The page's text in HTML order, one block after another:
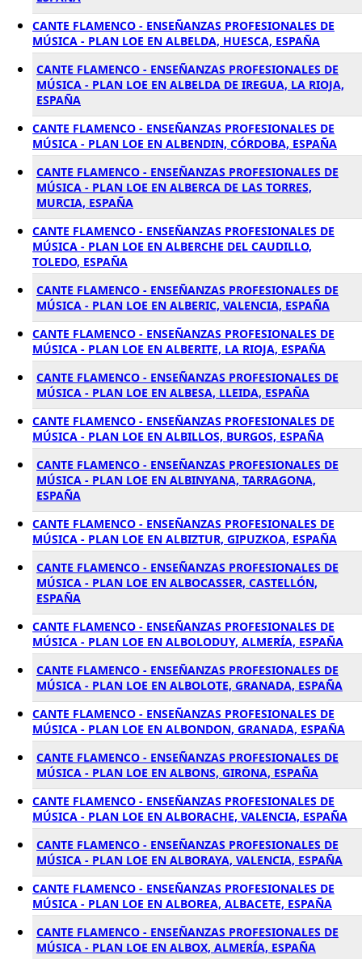
CANTE FLAMENCO - ENSEÑANZAS PROFESIONALES DE
MÚSICA - PLAN LOE EN ALBELDA, HUESCA, ESPAÑA
CANTE FLAMENCO - ENSEÑANZAS PROFESIONALES DE
MÚSICA - PLAN LOE EN ALBELDA DE IREGUA, LA RIOJA,
ESPAÑA
CANTE FLAMENCO - ENSEÑANZAS PROFESIONALES DE
MÚSICA - PLAN LOE EN ALBENDIN, CÓRDOBA, ESPAÑA
CANTE FLAMENCO - ENSEÑANZAS PROFESIONALES DE
MÚSICA - PLAN LOE EN ALBERCA DE LAS TORRES,
MURCIA, ESPAÑA
CANTE FLAMENCO - ENSEÑANZAS PROFESIONALES DE
MÚSICA - PLAN LOE EN ALBERCHE DEL CAUDILLO,
TOLEDO, ESPAÑA
CANTE FLAMENCO - ENSEÑANZAS PROFESIONALES DE
MÚSICA - PLAN LOE EN ALBERIC, VALENCIA, ESPAÑA
CANTE FLAMENCO - ENSEÑANZAS PROFESIONALES DE
MÚSICA - PLAN LOE EN ALBERITE, LA RIOJA, ESPAÑA
CANTE FLAMENCO - ENSEÑANZAS PROFESIONALES DE
MÚSICA - PLAN LOE EN ALBESA, LLEIDA, ESPAÑA
CANTE FLAMENCO - ENSEÑANZAS PROFESIONALES DE
MÚSICA - PLAN LOE EN ALBILLOS, BURGOS, ESPAÑA
CANTE FLAMENCO - ENSEÑANZAS PROFESIONALES DE
MÚSICA - PLAN LOE EN ALBINYANA, TARRAGONA,
ESPAÑA
CANTE FLAMENCO - ENSEÑANZAS PROFESIONALES DE
MÚSICA - PLAN LOE EN ALBIZTUR, GIPUZKOA, ESPAÑA
CANTE FLAMENCO - ENSEÑANZAS PROFESIONALES DE
MÚSICA - PLAN LOE EN ALBOCASSER, CASTELLÓN,
ESPAÑA
CANTE FLAMENCO - ENSEÑANZAS PROFESIONALES DE
MÚSICA - PLAN LOE EN ALBOLODUY, ALMERÍA, ESPAÑA
CANTE FLAMENCO - ENSEÑANZAS PROFESIONALES DE
MÚSICA - PLAN LOE EN ALBOLOTE, GRANADA, ESPAÑA
CANTE FLAMENCO - ENSEÑANZAS PROFESIONALES DE
MÚSICA - PLAN LOE EN ALBONDON, GRANADA, ESPAÑA
CANTE FLAMENCO - ENSEÑANZAS PROFESIONALES DE
MÚSICA - PLAN LOE EN ALBONS, GIRONA, ESPAÑA
CANTE FLAMENCO - ENSEÑANZAS PROFESIONALES DE
MÚSICA - PLAN LOE EN ALBORACHE, VALENCIA, ESPAÑA
CANTE FLAMENCO - ENSEÑANZAS PROFESIONALES DE
MÚSICA - PLAN LOE EN ALBORAYA, VALENCIA, ESPAÑA
CANTE FLAMENCO - ENSEÑANZAS PROFESIONALES DE
MÚSICA - PLAN LOE EN ALBOREA, ALBACETE, ESPAÑA
CANTE FLAMENCO - ENSEÑANZAS PROFESIONALES DE
MÚSICA - PLAN LOE EN ALBOX, ALMERÍA, ESPAÑA